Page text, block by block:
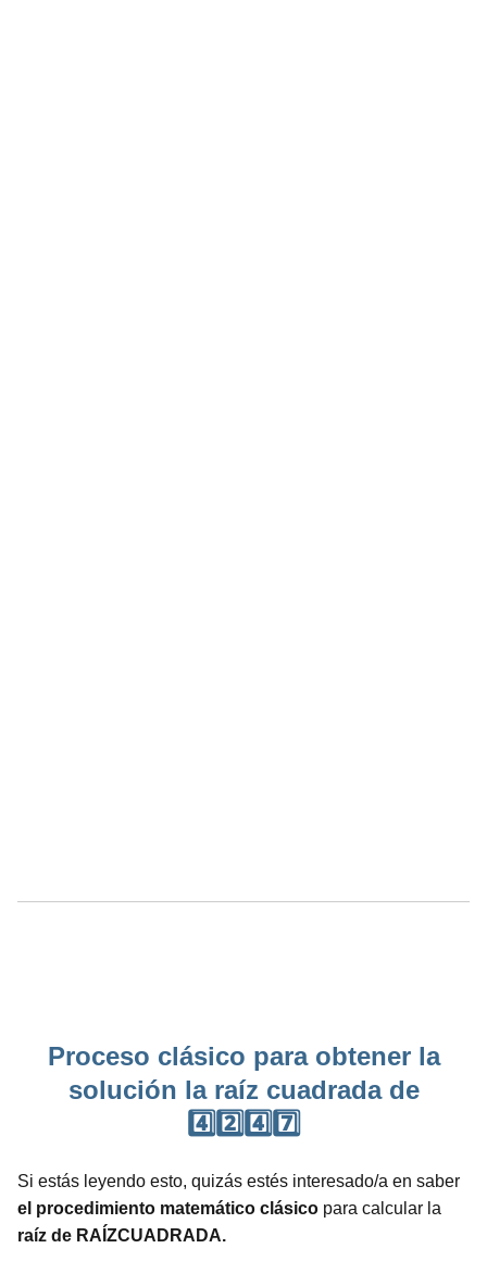
Proceso clásico para obtener la
solución la raíz cuadrada de
4️⃣2️⃣4️⃣7️⃣
Si estás leyendo esto, quizás estés interesado/a en saber
el procedimiento matemático clásico para calcular la
raíz de RAÍZCUADRADA.